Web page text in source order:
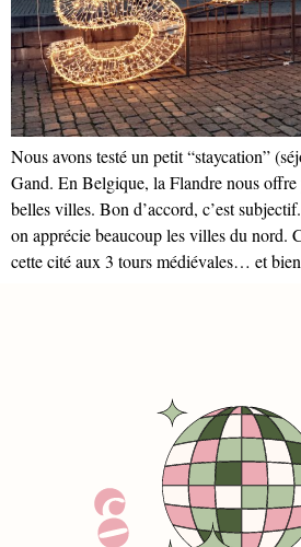
Nous avons testé un petit “staycation”
Gand. En Belgique, la Flandre nous
belles villes. Bon d’accord, c’est
on apprécie beaucoup les villes du nord.
cette cité aux 3 tours médiévales… et